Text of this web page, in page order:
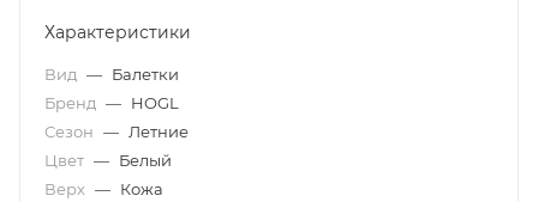
Характеристики
Вид — Балетки
Бренд — HOGL
Сезон — Летние
Цвет — Белый
Верх — Кожа